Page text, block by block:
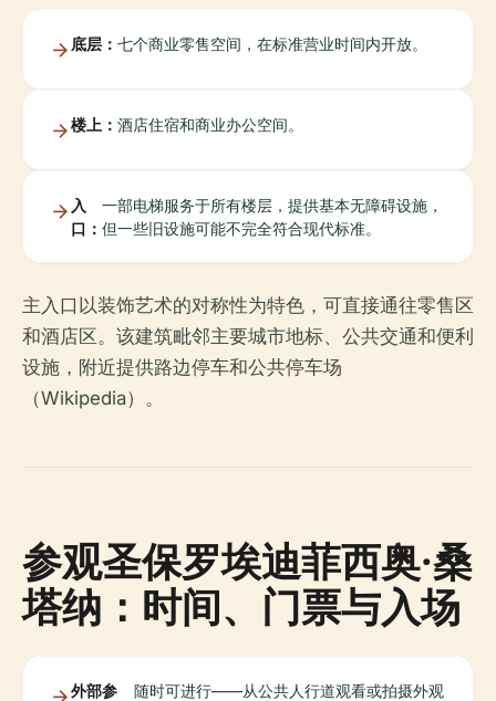
底层： 七个商业零售空间，在标准营业时间内开放。
楼上： 酒店住宿和商业办公空间。
入
口：
一部电梯服务于所有楼层，提供基本无障碍设施，
但一些旧设施可能不完全符合现代标准。
主入口以装饰艺术的对称性为特色，可直接通往零售区
和酒店区。该建筑毗邻主要城市地标、公共交通和便利
设施，附近提供路边停车和公共停车场
（Wikipedia）。
参观圣保罗埃迪菲西奥·桑
塔纳：时间、门票与入场
外部参
随时可进行——从公共人行道观看或拍摄外观